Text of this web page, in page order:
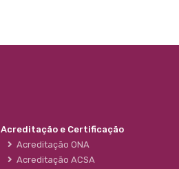
Acreditação e Certificação
Acreditação ONA
Acreditação ACSA